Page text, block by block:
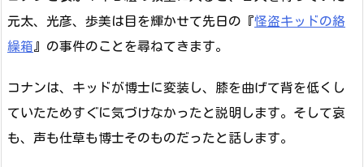
元太、光彦、歩美は目を輝かせて先日の『怪盗キッドの絡
繰箱』の事件のことを尋ねてきます。
コナンは、キッドが博士に変装し、膝を曲げて背を低くし
ていたためすぐに気づけなかったと説明します。そして哀
も、声も仕草も博士そのものだったと話します。